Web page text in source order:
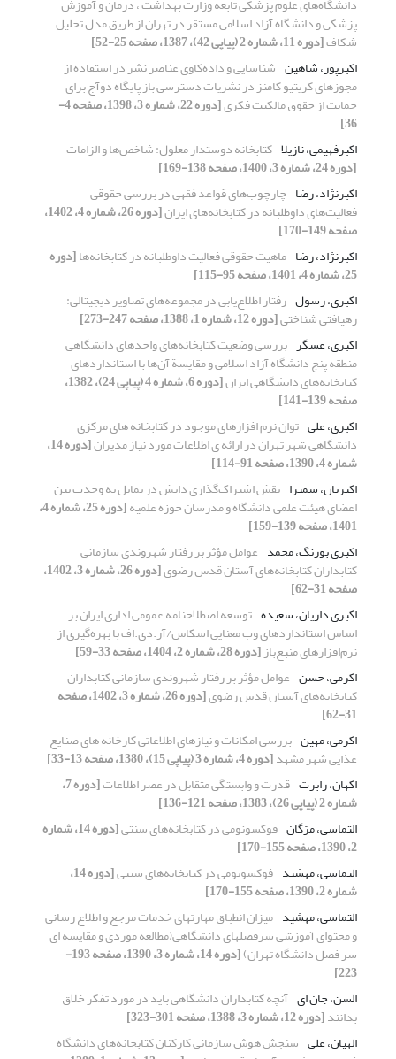
پزشکی و دانشگاه آزاد اسلامی مستقر در تهران از طریق مدل تحلیل
شکاف[دوره 11، شماره 2 (پیاپی 42)، 1387، صفحه 25-52]
اکبرپور، شاهین شناسایی و داده‌کاوی عناصر نشر در استفاده از
مجوزهای کریتیو کامنز در نشریات دسترسی باز پایگاه دوآج برای
حمایت از حقوق مالکیت فکری [دوره 22، شماره 3، 1398، صفحه 4-
36]
اکبرفهیمی، نازیلا کتابخانه دوستدار معلول: شاخص‌ها و الزامات
[دوره 24، شماره 3، 1400، صفحه 138-169]
اکبرنژاد، رضا چارچوب‌های قواعد فقهی در بررسی حقوقی
فعالیت‌های داوطلبانه در کتابخانه‌های ایران [دوره 26، شماره 4، 1402،
صفحه 149-170]
اکبرنژاد، رضا ماهیت حقوقی فعالیت داوطلبانه در کتابخانه‌ها[دوره
25، شماره 4، 1401، صفحه 95-115]
اکبری، رسول رفتار اطلاع‌‌یابی در مجموعه‌‌های تصاویر دیجیتالی:
رهیافتی شناختی[دوره 12، شماره 1، 1388، صفحه 247-273]
اکبری، عسگر بررسی وضعیت کتابخانه‌های واحدهای دانشگاهی
منطقه پنج دانشگاه آزاد اسلامی و مقایسة آن‌ها با استانداردهای
کتابخانه‌های دانشگاهی ایران [دوره 6، شماره 4 (پیاپی 24)، 1382،
صفحه 139-141]
اکبری، علی توان نرم افزارهای موجود در کتابخانه های مرکزی
دانشگاهی شهر تهران در ارائه ی اطلاعات مورد نیاز مدیران [دوره 14،
شماره 4، 1390، صفحه 91-114]
اکبریان، سمیرا نقش اشتراک‌گذاری دانش در تمایل به وحدت بین
اعضای هیئت علمی دانشگاه و مدرسان حوزه علمیه [دوره 25، شماره 4،
1401، صفحه 139-159]
اکبری بورنگ، محمد عوامل مؤثر بر رفتار شهروندی سازمانی
کتابداران کتابخانه‌های آستان قدس رضوی [دوره 26، شماره 3، 1402،
صفحه 31-62]
اکبری داریان، سعیده توسعه اصطلاحنامه‌ عمومی اداری ایران بر
اساس استانداردهای وب معنایی اسکاس/آر.دی.اف با بهره‌گیری از
نرم‌افزارهای منبع‌باز[دوره 28، شماره 2، 1404، صفحه 33-59]
اکرمی، حسن عوامل مؤثر بر رفتار شهروندی سازمانی کتابداران
کتابخانه‌های آستان قدس رضوی [دوره 26، شماره 3، 1402، صفحه
31-62]
اکرمی، مهین بررسی امکانات و نیازهای اطلاعاتی کارخانه های صنایع
غذایی شهر مشهد[دوره 4، شماره 3 (پیاپی 15)، 1380، صفحه 13-33]
اکهان، رابرت قدرت و وابستگی متقابل در عصر اطلاعات [دوره 7،
شماره 2 (پیاپی 26)، 1383، صفحه 121-136]
التماسی، مژگان فوکسونومی در کتابخانه‌های سنتی [دوره 14، شماره
2، 1390، صفحه 155-170]
التماسی، مهشید فوکسونومی در کتابخانه‌های سنتی [دوره 14،
شماره 2، 1390، صفحه 155-170]
التماسی، مهشید میزان انطباق مهارتهای خدمات مرجع و اطلاع رسانی
و محتوای آموزشی سرفصلهای دانشگاهی(مطالعه موردی و مقایسه ای
سر فصل دانشگاه تهران) [دوره 14، شماره 3، 1390، صفحه 193-
223]
السن، جان ای آنچه کتابداران دانشگاهی باید در مورد تفکر خلاق
بدانند[دوره 12، شماره 3، 1388، صفحه 301-323]
الهیان، علی سنجش هوش سازمانی کارکنان کتابخانه‌های دانشگاه